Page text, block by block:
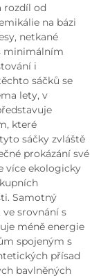
rozdíl od
na bázi
netkané
minimálním
i
sáčků se
lety, v
které
sáčky zvláště
prokázání své
více ekologicky
Samotný
srovnání s
méně energie
spojeným s
přísad
bavlněných